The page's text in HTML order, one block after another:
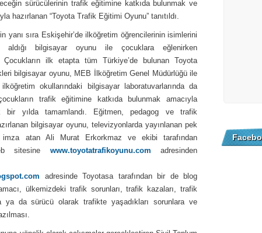
sürücülerinin trafik eğitimine katkıda bulunmak ve
hazırlanan “Toyota Trafik Eğitimi Oyunu” tanıtıldı.
yanı sıra Eskişehir’de ilköğretim öğrencilerinin isimlerini
aldığı bilgisayar oyunu ile çocuklara eğlenirken
ilk etapta tüm Türkiye’de bulunan Toyota
bilgisayar oyunu, MEB İlköğretim Genel Müdürlüğü ile
okullarındaki bilgisayar laboratuvarlarında da
trafik eğitimine katkıda bulunmak amacıyla
bir yılda tamamlandı. Eğitmen, pedagog ve trafik
bilgisayar oyunu, televizyonlarda yayınlanan pek
atan Ali Murat Erkorkmaz ve ekibi tarafından
sitesine www.toyotatrafikoyunu.com adresinden
adresinde Toyotasa tarafından bir de blog
ülkemizdeki trafik sorunları, trafik kazaları, trafik
ya da sürücü olarak trafikte yaşadıkları sorunlara ve